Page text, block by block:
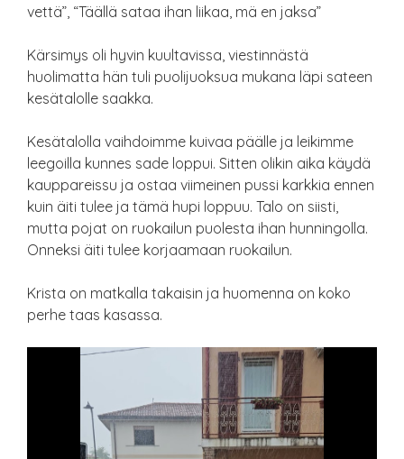
vettä”, “Täällä sataa ihan liikaa, mä en jaksa”
Kärsimys oli hyvin kuultavissa, viestinnästä
huolimatta hän tuli puolijuoksua mukana läpi sateen
kesätalolle saakka.
Kesätalolla vaihdoimme kuivaa päälle ja leikimme
leegoilla kunnes sade loppui. Sitten olikin aika käydä
kauppareissu ja ostaa viimeinen pussi karkkia ennen
kuin äiti tulee ja tämä hupi loppuu. Talo on siisti,
mutta pojat on ruokailun puolesta ihan hunningolla.
Onneksi äiti tulee korjaamaan ruokailun.
Krista on matkalla takaisin ja huomenna on koko
perhe taas kasassa.